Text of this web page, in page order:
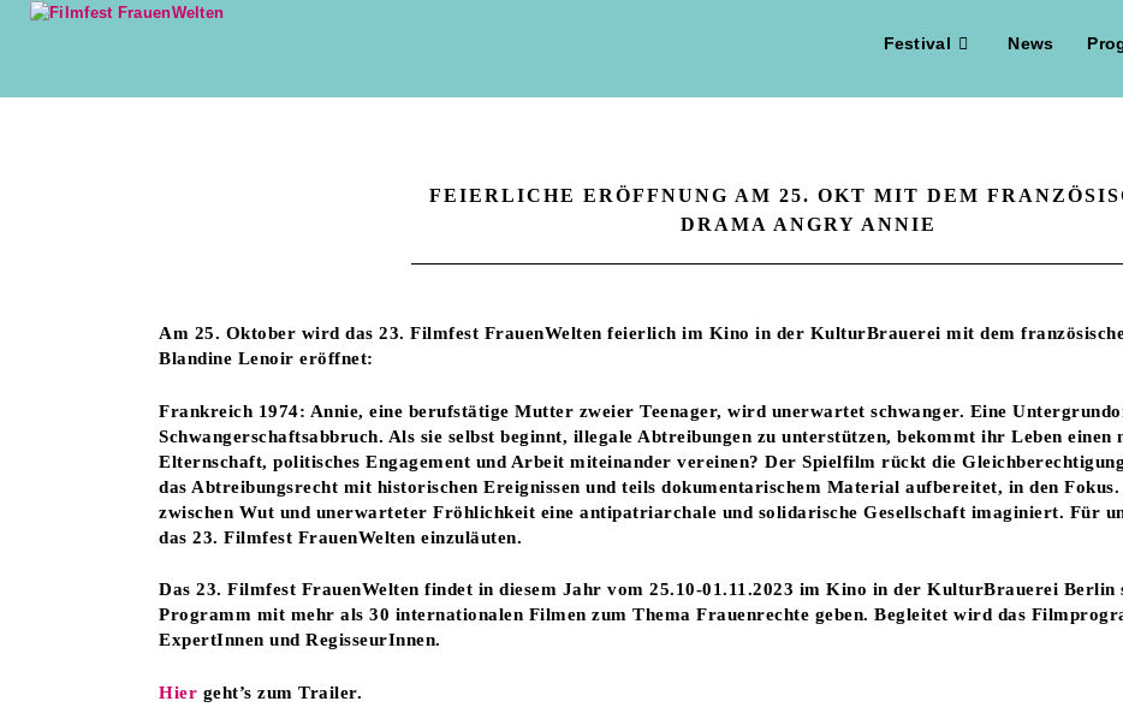
Festival News
FEIERLICHE ERÖFFNUNG AM 25. OKT MIT DEM
DRAMA ANGRY ANNIE
Am 25. Oktober wird das 23. Filmfest FrauenWelten feierlich im Kino in der KulturBrauerei mit dem
Blandine Lenoir eröffnet:
Frankreich 1974: Annie, eine berufstätige Mutter zweier Teenager, wird unerwartet schwanger. Eine
Schwangerschaftsabbruch. Als sie selbst beginnt, illegale Abtreibungen zu unterstützen, bekommt ihr Leben einen
Elternschaft, politisches Engagement und Arbeit miteinander vereinen? Der Spielfilm rückt die
das Abtreibungsrecht mit historischen Ereignissen und teils dokumentarischem Material aufbereitet, in den Fokus.
zwischen Wut und unerwarteter Fröhlichkeit eine antipatriarchale und solidarische Gesellschaft imaginiert. Für
das 23. Filmfest FrauenWelten einzuläuten.
Das 23. Filmfest FrauenWelten findet in diesem Jahr vom 25.10-01.11.2023 im Kino in der KulturBrauerei Berlin
Programm mit mehr als 30 internationalen Filmen zum Thema Frauenrechte geben. Begleitet wird das
ExpertInnen und RegisseurInnen.
Hier geht’s zum Trailer.